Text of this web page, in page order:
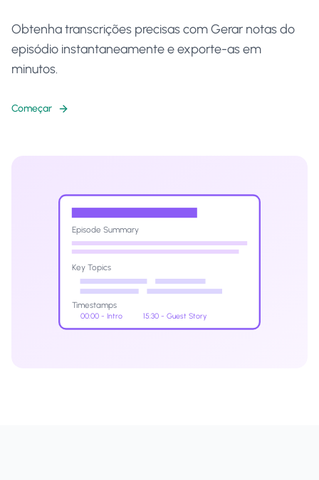
Obtenha transcrições precisas com Gerar notas do
episódio instantaneamente e exporte-as em
minutos.
Começar
Episode Summary
Key Topics
Timestamps
00:00 - Intro 15:30 - Guest Story